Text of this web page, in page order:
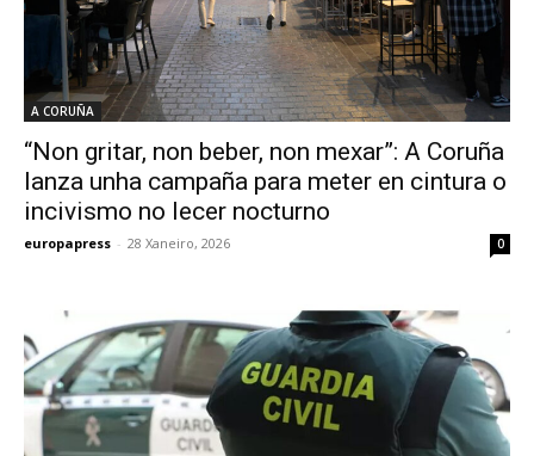
A CORUÑA
“Non gritar, non beber, non mexar”: A Coruña
lanza unha campaña para meter en cintura o
incivismo no lecer nocturno
europapress - 28 Xaneiro, 2026 0